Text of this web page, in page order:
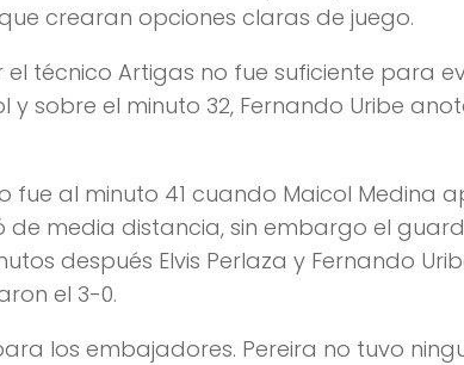
crearan opciones claras de juego.
técnico Artigas no fue suficiente para
sobre el minuto 32, Fernando Uribe
al minuto 41 cuando Maicol Medina
media distancia, sin embargo el
después Elvis Perlaza y Fernando
el 3-0.
los embajadores. Pereira no tuvo